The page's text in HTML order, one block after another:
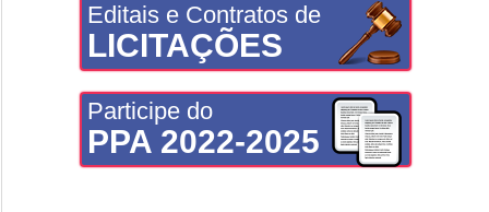
Editais e Contratos de
LICITAÇÕES
Participe do
PPA 2022-2025